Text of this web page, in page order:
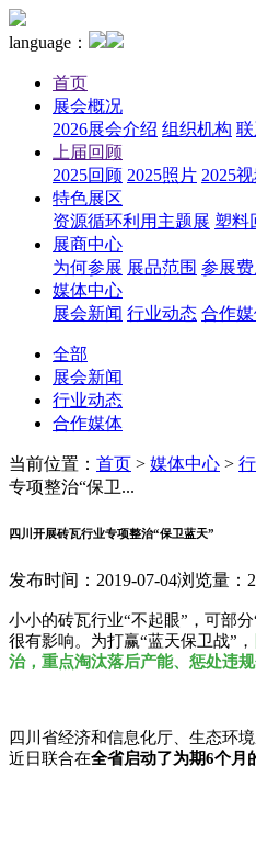
language：
首页
展会概况
2026展会介绍 组织机构
上届回顾
2025回顾 2025照片 2025
特色展区
资源循环利用主题展 塑料
展商中心
为何参展 展品范围 参展费
媒体中心
展会新闻 行业动态 合作
全部
展会新闻
行业动态
合作媒体
当前位置： 首页 > 媒体中心 >
专项整治“保卫...
四川开展砖瓦行业专项整治“保卫蓝天”
发布时间：2019-07-04浏览量：
小小的砖瓦行业“不起眼”，可部
很有影响。为打赢“蓝天保卫战”，
治，重点淘汰落后产能、惩处违
四川省经济和信息化厅、生态环
近日联合在全省启动了为期6个月